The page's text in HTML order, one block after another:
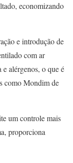
economizando
e introdução de
com ar
alérgenos, o que é
como Mondim de
um controle mais
proporciona